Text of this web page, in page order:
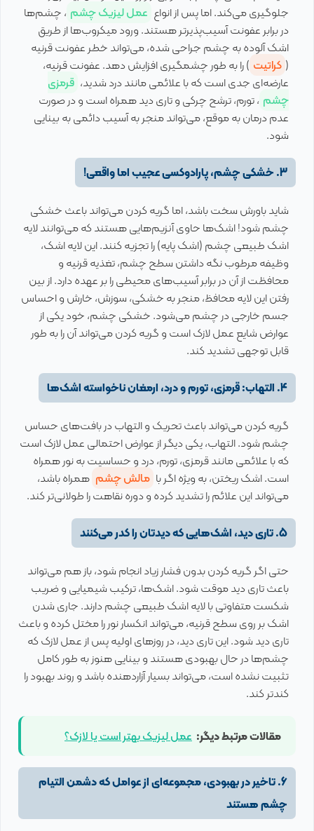
جلوگیری می‌کند. اما پس از انواع عمل لیزیک چشم ، چشم‌ها
در برابر عفونت آسیب‌پذیرتر هستند. ورود میکروب‌ها از طریق
اشک آلوده به چشم جراحی شده، می‌تواند خطر عفونت قرنیه
( کراتیت ) را به طور چشمگیری افزایش دهد. عفونت قرنیه،
عارضه‌ای جدی است که با علائمی مانند درد شدید، قرمزی
چشم ، تورم، ترشح چرکی و تاری دید همراه است و در صورت
عدم درمان به موقع، می‌تواند منجر به آسیب دائمی به بینایی
شود.
3. خشکی چشم، پارادوکسی عجیب اما واقعی!
شاید باورش سخت باشد، اما گریه کردن می‌تواند باعث خشکی
چشم شود! اشک‌ها حاوی آنزیم‌هایی هستند که می‌توانند لایه
اشک طبیعی چشم (اشک پایه) را تجزیه کنند. این لایه اشک،
وظیفه مرطوب نگه داشتن سطح چشم، تغذیه قرنیه و
محافظت از آن در برابر آسیب‌های محیطی را بر عهده دارد. از بین
رفتن این لایه محافظ، منجر به خشکی، سوزش، خارش و احساس
جسم خارجی در چشم می‌شود. خشکی چشم، خود یکی از
عوارض شایع عمل لازک است و گریه کردن می‌تواند آن را به طور
قابل توجهی تشدید کند.
4. التهاب: قرمزی، تورم و درد، ارمغان ناخواسته اشک‌ها
گریه کردن می‌تواند باعث تحریک و التهاب در بافت‌های حساس
چشم شود. التهاب، یکی دیگر از عوارض احتمالی عمل لازک است
که با علائمی مانند قرمزی، تورم، درد و حساسیت به نور همراه
است. اشک ریختن، به ویژه اگر با مالش چشم همراه باشد،
می‌تواند این علائم را تشدید کرده و دوره نقاهت را طولانی‌تر کند.
5. تاری دید، اشک‌هایی که دیدتان را کدر می‌کنند
حتی اگر گریه کردن بدون فشار زیاد انجام شود، باز هم می‌تواند
باعث تاری دید موقت شود. اشک‌ها، ترکیب شیمیایی و ضریب
شکست متفاوتی با لایه اشک طبیعی چشم دارند. جاری شدن
اشک بر روی سطح قرنیه، می‌تواند انکسار نور را مختل کرده و باعث
تاری دید شود. این تاری دید، در روزهای اولیه پس از عمل لازک که
چشم‌ها در حال بهبودی هستند و بینایی هنوز به طور کامل
تثبیت نشده است، می‌تواند بسیار آزاردهنده باشد و روند بهبود را
کندتر کند.
مقالات مرتبط دیگر: عمل لیزیک بهتر است یا لازک؟
6. تاخیر در بهبودی، مجموعه‌ای از عوامل که دشمن التیام
چشم هستند